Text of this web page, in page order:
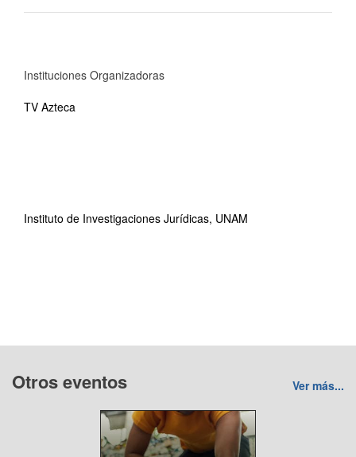
Instituciones Organizadoras
TV Azteca
Instituto de Investigaciones Jurídicas, UNAM
Otros eventos Ver más...